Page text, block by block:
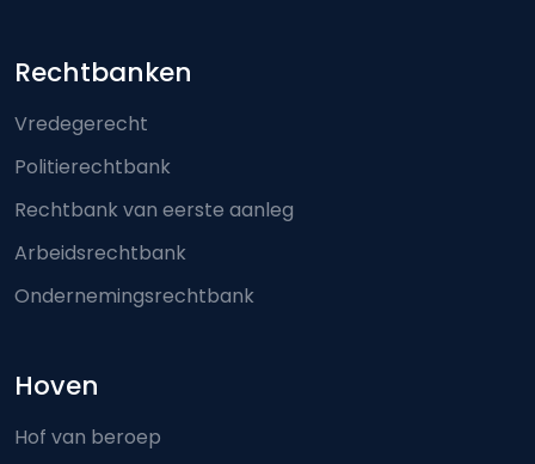
Footer-menu
Rechtbanken
Vredegerecht
Politierechtbank
Rechtbank van eerste aanleg
Arbeidsrechtbank
Ondernemingsrechtbank
Hoven
Hof van beroep